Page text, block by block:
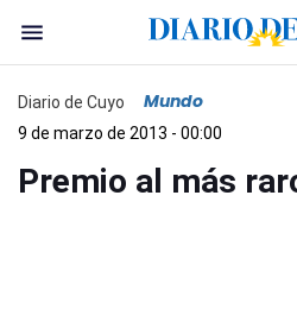
Diario de Cuyo Mundo
9 de marzo de 2013 - 00:00
Premio al más